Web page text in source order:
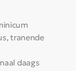
tranende
daags